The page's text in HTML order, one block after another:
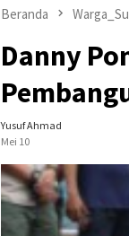
Beranda
Danny
Yusuf Ahmad
Mei 10